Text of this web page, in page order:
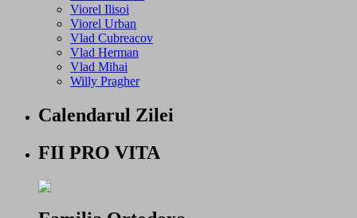
Viorel Ilisoi
Viorel Urban
Vlad Cubreacov
Vlad Herman
Vlad Mihai
Willy Pragher
Calendarul Zilei
FII PRO VITA